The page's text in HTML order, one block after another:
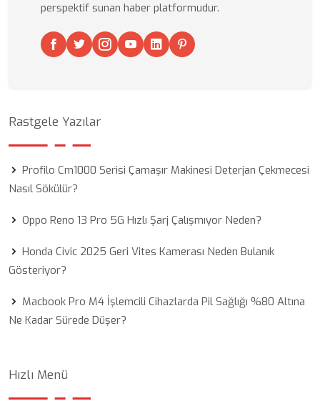
perspektif sunan haber platformudur.
Rastgele Yazılar
Profilo Cm1000 Serisi Çamaşır Makinesi Deterjan Çekmecesi
Nasıl Sökülür?
Oppo Reno 13 Pro 5G Hızlı Şarj Çalışmıyor Neden?
Honda Civic 2025 Geri Vites Kamerası Neden Bulanık
Gösteriyor?
Macbook Pro M4 İşlemcili Cihazlarda Pil Sağlığı %80 Altına
Ne Kadar Sürede Düşer?
Hızlı Menü